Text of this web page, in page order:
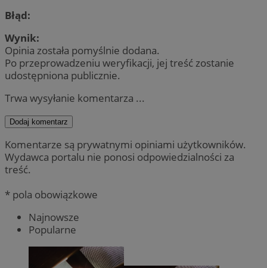
Błąd:
Wynik:
Opinia została pomyślnie dodana.
Po przeprowadzeniu weryfikacji, jej treść zostanie
udostępniona publicznie.
Trwa wysyłanie komentarza ...
Dodaj komentarz
Komentarze są prywatnymi opiniami użytkowników.
Wydawca portalu nie ponosi odpowiedzialności za
treść.
* pola obowiązkowe
Najnowsze
Popularne